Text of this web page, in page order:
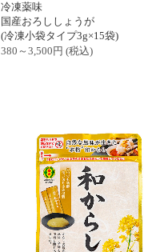
冷凍薬味
国産おろししょうが
(冷凍小袋タイプ3g×15袋)
380～3,500 円(税込)